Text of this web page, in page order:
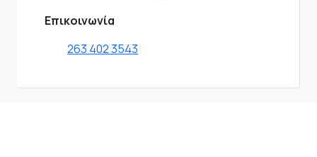
Επικοινωνία
263 402 3543